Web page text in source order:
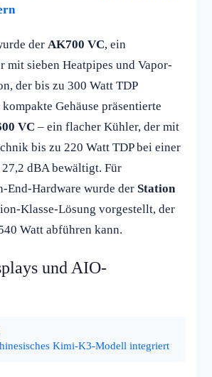
der AK700 VC, ein
sieben Heatpipes und Vapor-
der bis zu 300 Watt TDP
Gehäuse präsentierte
VC – ein flacher Kühler, der mit
bis zu 220 Watt TDP bei einer
dBA bewältigt. Für
End-Hardware wurde der Station
Klasse-Lösung vorgestellt, der
Watt abführen kann.
und AIO-
Kimi-K3-Modell integriert